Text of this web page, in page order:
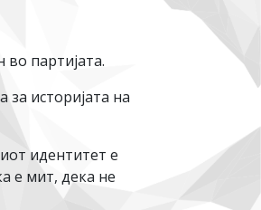
партијата.
историјата на
идентитет е
е мит, дека не